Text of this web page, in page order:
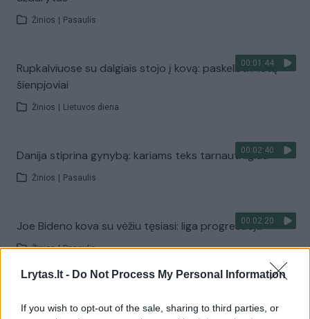
Lrytas.lt - Do Not Process My Personal Information
If you wish to opt-out of the sale, sharing to third parties, or
Žinios Pasaulis
00:01:44
Rupkalviuose su dalgiais stojo į kovą: paskelbti Metų
šienpjoviai
Žinios Lietuvos diena
00:02:40
Danija stiprina gynybą: kariams teks tarnauti ilgiau
Žinios Pasaulis
00:02:20
Joe Bideno kova su vėžiu tęsiasi: liga progresuoja
Žinios | Pasaulis